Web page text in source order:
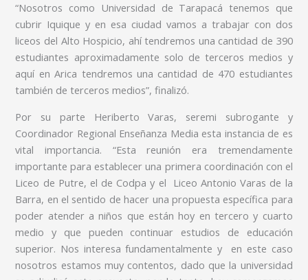
“Nosotros como Universidad de Tarapacá tenemos que
cubrir Iquique y en esa ciudad vamos a trabajar con dos
liceos del Alto Hospicio, ahí tendremos una cantidad de 390
estudiantes aproximadamente solo de terceros medios y
aquí en Arica tendremos una cantidad de 470 estudiantes
también de terceros medios”, finalizó.
Por su parte Heriberto Varas, seremi subrogante y
Coordinador Regional Enseñanza Media esta instancia de es
vital importancia. “Esta reunión era tremendamente
importante para establecer una primera coordinación con el
Liceo de Putre, el de Codpa y el Liceo Antonio Varas de la
Barra, en el sentido de hacer una propuesta específica para
poder atender a niños que están hoy en tercero y cuarto
medio y que pueden continuar estudios de educación
superior. Nos interesa fundamentalmente y en este caso
nosotros estamos muy contentos, dado que la universidad